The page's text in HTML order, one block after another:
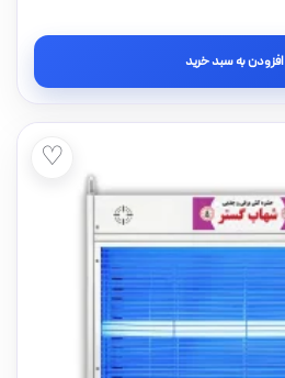
افزودن به سبد خرید
♡